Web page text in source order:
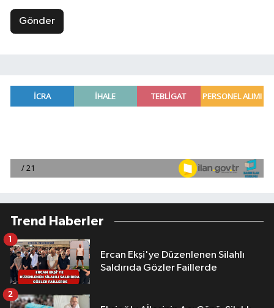
Gönder
Trend Haberler
Ercan Ekşi'ye Düzenlenen Silahlı
Saldırıda Gözler Faillerde
1
2